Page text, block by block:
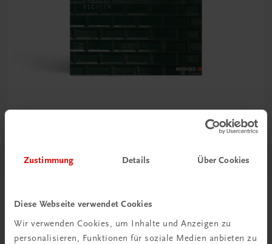
Zustimmung Details Über Cookies
Diese Webseite verwendet Cookies
Wir verwenden Cookies, um Inhalte und Anzeigen zu
personalisieren, Funktionen für soziale Medien anbieten zu